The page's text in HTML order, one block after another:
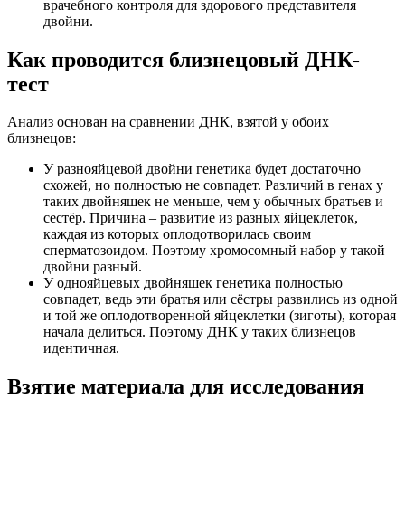
врачебного контроля для здорового представителя
двойни.
Как проводится близнецовый ДНК-
тест
Анализ основан на сравнении ДНК, взятой у обоих
близнецов:
У разнояйцевой двойни генетика будет достаточно
схожей, но полностью не совпадет. Различий в генах у
таких двойняшек не меньше, чем у обычных братьев и
сестёр. Причина – развитие из разных яйцеклеток,
каждая из которых оплодотворилась своим
сперматозоидом. Поэтому хромосомный набор у такой
двойни разный.
У однояйцевых двойняшек генетика полностью
совпадет, ведь эти братья или сёстры развились из одной
и той же оплодотворенной яйцеклетки (зиготы), которая
начала делиться. Поэтому ДНК у таких близнецов
идентичная.
Взятие материала для исследования